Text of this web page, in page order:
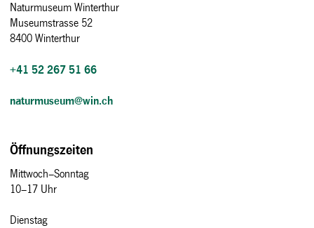
Naturmuseum Winterthur
Museumstrasse 52
8400 Winterthur
+41 52 267 51 66
naturmuseum@win.ch
Öffnungszeiten
Mittwoch–Sonntag
10–17 Uhr
Dienstag